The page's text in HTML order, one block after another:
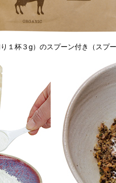
１杯３g）のスプーン付き（スプ